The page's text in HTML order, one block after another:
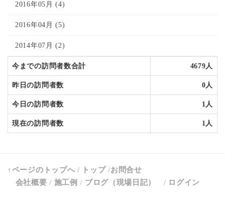
2016年05月 (4)
2016年04月 (5)
2014年07月 (2)
今までの訪問者数合計 4679人
昨日の訪問者数 0人
今日の訪問者数 1人
現在の訪問者数 1人
↑ページのトップへ / トップ/お問合せ
会社概要 / 施工例 / ブログ（現場日記） / ログイン